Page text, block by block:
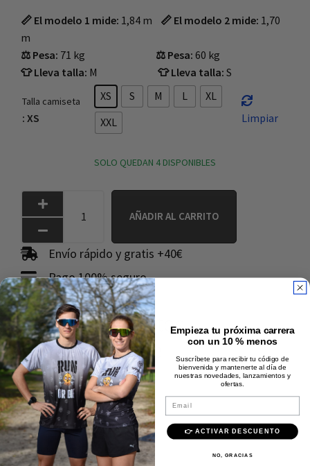
📏 El modelo 1 mide: 1,84 m 📏 El modelo 2 mide: 1,70
m
⚖️ Pesa: 71 kg ⚖️ Pesa: 60 kg
👕 Lleva talla: M 👕 Lleva talla: S
Talla camiseta
: XS
XS S M L
XL
XXL
Limpiar
SOLO QUEDAN 4 DISPONIBLES
AÑADIR AL CARRITO
Envío rápido y gratis +40€
Pago 100% seguro
Calidad Premium
Comprados juntos
frecuentemente
Precio: 34,95€
Empieza tu próxima carrera
con un 10 % menos
Suscríbete para recibir tu código de
bienvenida y mantenerte al día de
nuestras novedades, lanzamientos y
ofertas.
Email
👉 ACTIVAR DESCUENTO
NO, GRACIAS